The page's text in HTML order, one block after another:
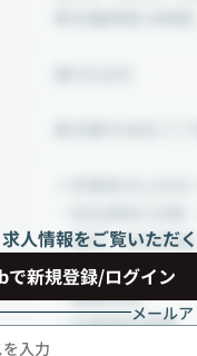
求人情報をご覧いただ
新規登録/ログイン
メール
・祝日・年末年始
・有給休暇：10日
・結婚休暇
・出産特別休暇